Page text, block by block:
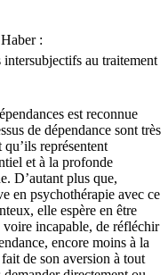
:
au traitement
est reconnue
de dépendance sont très
représentent
et à la profonde
D’autant plus que,
en psychothérapie avec ce
elle espère en être
voire incapable, de réfléchir
encore moins à la
de son aversion à tout